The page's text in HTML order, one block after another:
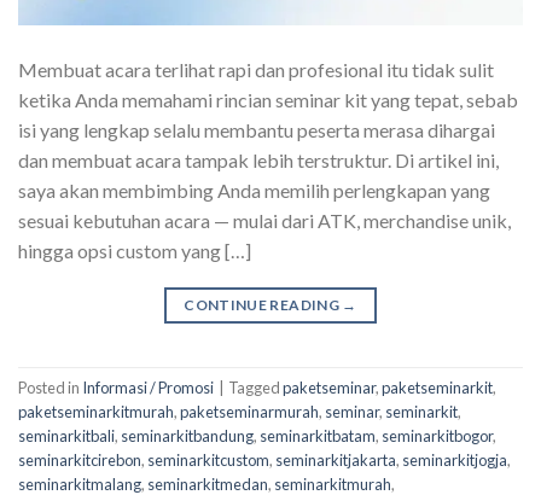
Membuat acara terlihat rapi dan profesional itu tidak sulit
ketika Anda memahami rincian seminar kit yang tepat, sebab
isi yang lengkap selalu membantu peserta merasa dihargai
dan membuat acara tampak lebih terstruktur. Di artikel ini,
saya akan membimbing Anda memilih perlengkapan yang
sesuai kebutuhan acara — mulai dari ATK, merchandise unik,
hingga opsi custom yang […]
CONTINUE READING →
Posted in Informasi / Promosi Taggedpaketseminar,paketseminarkit,
paketseminarkitmurah,paketseminarmurah, seminar, seminarkit,
seminarkitbali, seminarkitbandung, seminarkitbatam, seminarkitbogor,
seminarkitcirebon, seminarkitcustom, seminarkitjakarta, seminarkitjogja,
seminarkitmalang, seminarkitmedan, seminarkitmurah,